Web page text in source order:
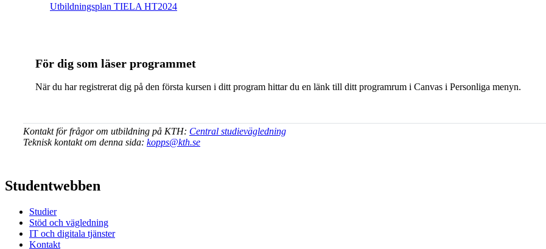
Ut­bild­nings­plan TIELA HT2024
För dig som läser programmet
När du har registrerat dig på den första kursen i ditt program hittar du en länk till ditt programrum i Canvas i Personliga menyn.
Kontakt för frågor om utbildning på KTH: Central studievägledning
Teknisk kontakt om denna sida: kopps@kth.se
Studentwebben
Studier
Stöd och vägledning
IT och digitala tjänster
Kontakt